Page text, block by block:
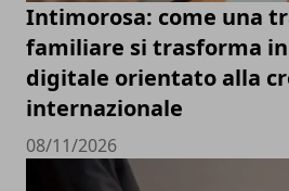
Intimorosa: come una
familiare si trasforma
digitale orientato alla
internazionale
08/11/2026